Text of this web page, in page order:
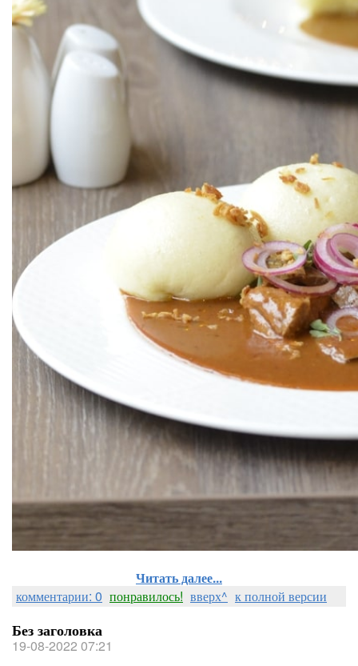
Читать далее...
комментарии: 0 понравилось! вверх^ к полной версии
Без заголовка
19-08-2022 07:21